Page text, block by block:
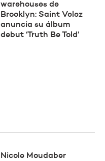
warehouses de
Brooklyn: Saint Velez
anuncia su álbum
debut ‘Truth Be Told’
Nicole Moudaber